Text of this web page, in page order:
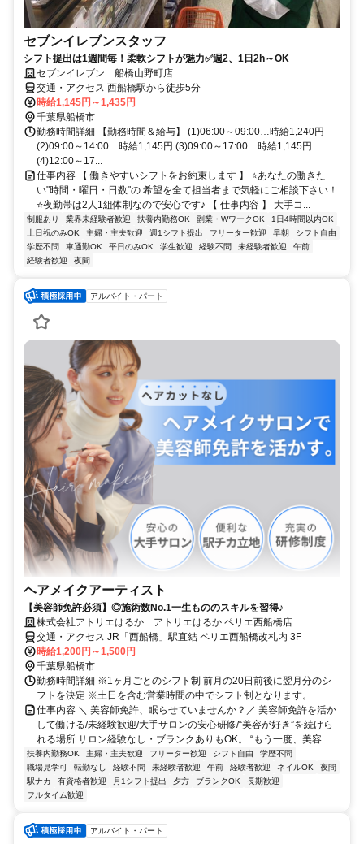
セブンイレブンスタッフ
シフト提出は1週間毎！柔軟シフトが魅力✅週2、1日2h～OK
セブンイレブン 船橋山野町店
交通・アクセス 西船橋駅から徒歩5分
時給1,145円～1,435円
千葉県船橋市
勤務時間詳細 【勤務時間＆給与】 (1)06:00～09:00…時給1,240円
(2)09:00～14:00…時給1,145円 (3)09:00～17:00…時給1,145円
(4)12:00～17...
仕事内容 【 働きやすいシフトをお約束します 】 ⭐あなたの働きた
い"時間・曜日・日数"の 希望を全て担当者まで気軽にご相談下さい！
⭐夜勤帯は2人1組体制なので安心です♪ 【 仕事内容 】 大手コ...
制服あり 業界未経験者歓迎 扶養内勤務OK 副業・WワークOK
1日4時間以内OK
土日祝のみOK
主婦・主夫歓迎 週1シフト提出 フリーター歓迎 早朝
シフト自由
学歴不問
車通勤OK 平日のみOK 学生歓迎 経験不問 未経験者歓迎
午前
経験者歓迎
夜間
アルバイト・パート
ヘアメイクアーティスト
【美容師免許必須】◎施術数No.1一生もののスキルを習得♪
株式会社アトリエはるか アトリエはるか ペリエ西船橋店
交通・アクセス JR「西船橋」駅直結 ペリエ西船橋改札内 3F
時給1,200円～1,500円
千葉県船橋市
勤務時間詳細 ※1ヶ月ごとのシフト制 前月の20日前後に翌月分のシ
フトを決定 ※土日を含む営業時間の中でシフト制となります。
仕事内容 ＼ 美容師免許、眠らせていませんか？／ 美容師免許を活か
して働ける/未経験歓迎/大手サロンの安心研修/“美容が好き”を続けら
れる場所 サロン経験なし・ブランクありもOK。 “もう一度、美容...
扶養内勤務OK 主婦・主夫歓迎 フリーター歓迎 シフト自由
学歴不問
職場見学可
転勤なし 経験不問 未経験者歓迎 午前 経験者歓迎 ネイルOK
夜間
駅ナカ
有資格者歓迎 月1シフト提出 夕方 ブランクOK
長期歓迎
フルタイム歓迎
アルバイト・パート